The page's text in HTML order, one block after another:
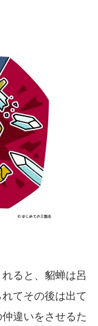
ると、貂蝉は呂
てその後は出て
違いをさせるた